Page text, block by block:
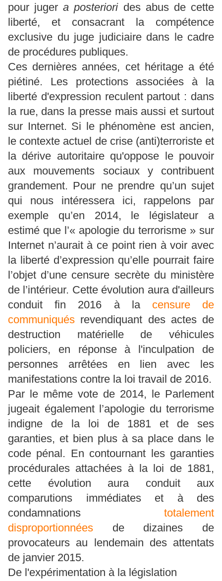
pour juger a posteriorides abus de cette
liberté, et consacrant la compétence
exclusive du juge judiciaire dans le cadre
de procédures publiques.
Ces dernières années, cet héritage a été
piétiné. Les protections associées à la
liberté d'expression reculent partout : dans
la rue, dans la presse mais aussi et surtout
sur Internet. Si le phénomène est ancien,
le contexte actuel de crise (anti)terroriste et
la dérive autoritaire qu'oppose le pouvoir
aux mouvements sociaux y contribuent
grandement. Pour ne prendre qu’un sujet
qui nous intéressera ici, rappelons par
exemple qu’en 2014, le législateur a
estimé que l’« apologie du terrorisme » sur
Internet n’aurait à ce point rien à voir avec
la liberté d’expression qu’elle pourrait faire
l’objet d’une censure secrète du ministère
de l’intérieur. Cette évolution aura d'ailleurs
conduit fin 2016 à la censure de
communiqués revendiquant des actes de
destruction matérielle de véhicules
policiers, en réponse à l'inculpation de
personnes arrêtées en lien avec les
manifestations contre la loi travail de 2016.
Par le même vote de 2014, le Parlement
jugeait également l’apologie du terrorisme
indigne de la loi de 1881 et de ses
garanties, et bien plus à sa place dans le
code pénal. En contournant les garanties
procédurales attachées à la loi de 1881,
cette évolution aura conduit aux
comparutions immédiates et à des
condamnations totalement
disproportionnées de dizaines de
provocateurs au lendemain des attentats
de janvier 2015.
De l'expérimentation à la législation